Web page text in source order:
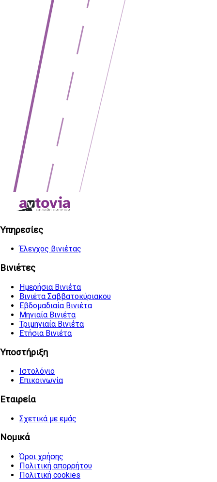
Υπηρεσίες
Έλεγχος βινιέτας
Βινιέτες
Ημερήσια Βινιέτα
Βινιέτα Σαββατοκύριακου
Εβδομαδιαία Βινιέτα
Μηνιαία Βινιέτα
Τριμηνιαία Βινιέτα
Ετήσια Βινιέτα
Υποστήριξη
Ιστολόγιο
Επικοινωνία
Εταιρεία
Σχετικά με εμάς
Νομικά
Όροι χρήσης
Πολιτική απορρήτου
Πολιτική cookies